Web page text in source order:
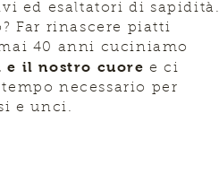
ed esaltatori di sapidità.
Far rinascere piatti
40 anni cuciniamo
e il nostro cuore e ci
necessario per
e unci.